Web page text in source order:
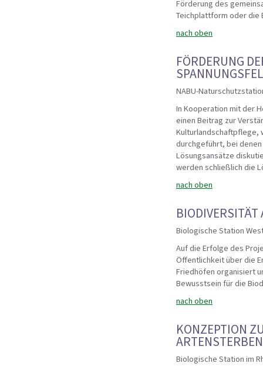
Förderung des
Teichplattform oder die
nach oben
FÖRDERUNG
NABU-
In Kooperation mit der
einen Beitrag zur
Kulturlandschaftpflege,
durchgeführt, bei
Lösungsansätze
werden schließlich die
nach oben
Biologische Station
Auf die Erfolge des
Öffentlichkeit über die
Friedhöfen organisiert
Bewusstsein für die
nach oben
KONZEPTION
Biologische Station im